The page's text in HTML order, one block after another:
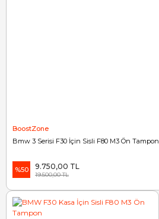
BoostZone
Bmw 3 Serisi F30 İçin Sisli F80 M3 Ön Tampon
%50 9.750,00 TL
19.500,00 TL